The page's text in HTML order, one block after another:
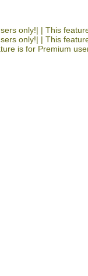
only!| | This
only!| | This
is for Premium